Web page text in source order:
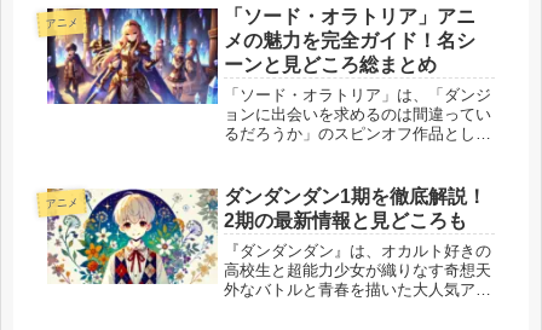
登場する新キャラクターたちがストー
リーをさらに魅力的なも...
アニメ
「ソード・オラトリア」アニ
メの魅力を完全ガイド！名シ
ーンと見どころ総まとめ
「ソード・オラトリア」は、「ダンジ
ョンに出会いを求めるのは間違ってい
るだろうか」のスピンオフ作品とし
れた世界観をさらに深く掘り下げ、ロ
キ・ファミリアの冒険と日常を楽しむ
こと...
アニメ
ダンダンダン1期を徹底解説！
2期の最新情報と見どころも
『ダンダンダン』は、オカルト好きの
高校生と超能力少女が織りなす奇想天
外なバトルと青春を描いた大人気アニ